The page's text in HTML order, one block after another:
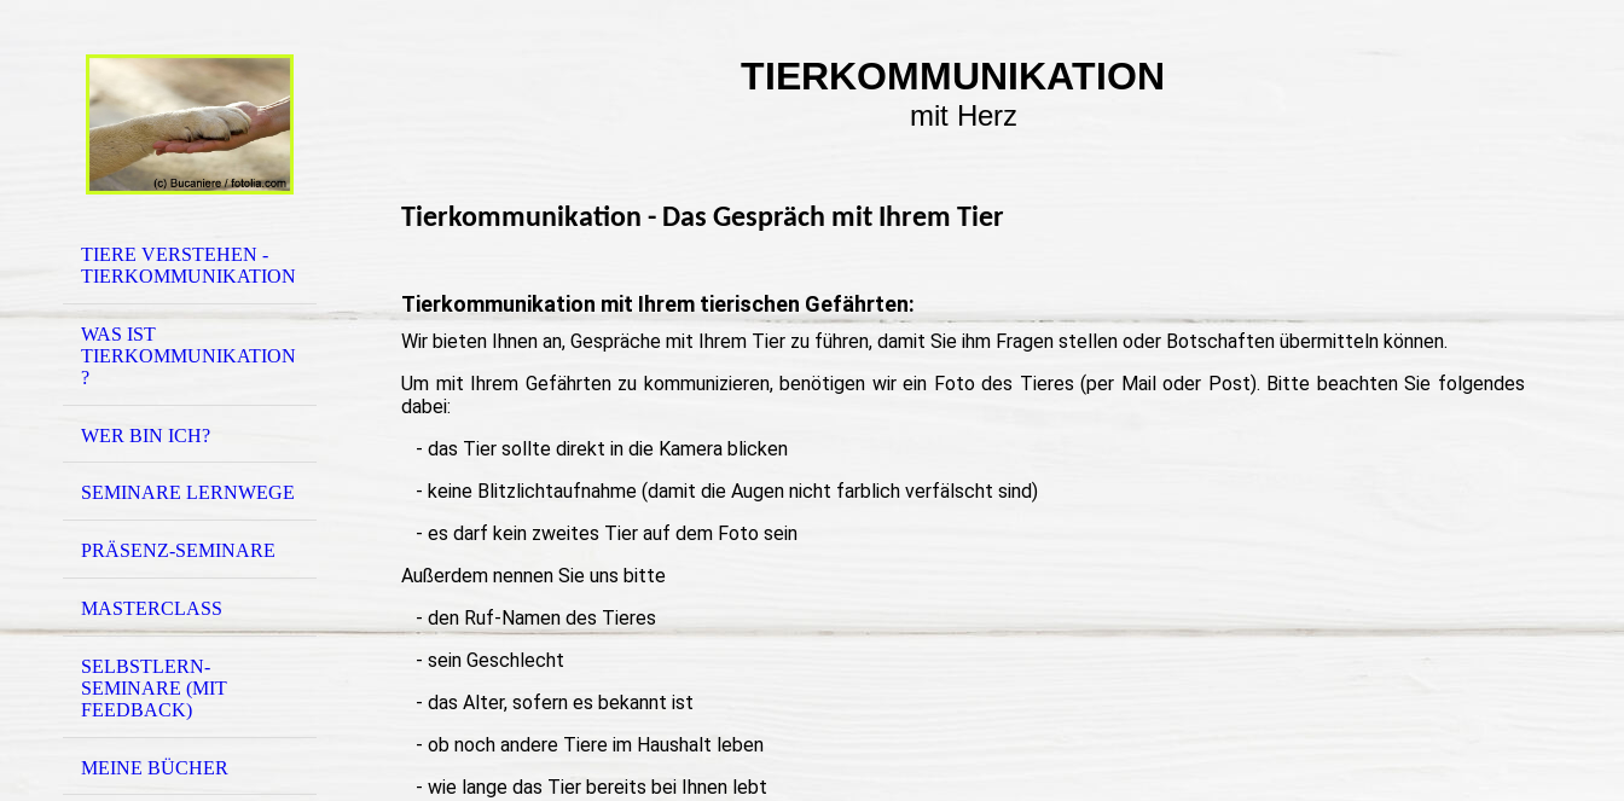
TIERE VERSTEHEN -
TIERKOMMUNIKATION
WAS IST
TIERKOMMUNIKATION
?
WER BIN ICH?
SEMINARE LERNWEGE
PRÄSENZ-SEMINARE
MASTERCLASS
SELBSTLERN-
SEMINARE (MIT
FEEDBACK)
MEINE BÜCHER
TIERKOMMUNIKATION
mit Herz
Tierkommunikation - Das Gespräch mit Ihrem Tier
Tierkommunikation mit Ihrem tierischen Gefährten:
Wir bieten Ihnen an, Gespräche mit Ihrem Tier zu führen, damit Sie ihm Fragen stellen oder Botschaften übermitteln können.
Um mit Ihrem Gefährten zu kommunizieren, benötigen wir ein Foto des Tieres (per Mail oder Post). Bitte beachten Sie folgendes
dabei:
- das Tier sollte direkt in die Kamera blicken
- keine Blitzlichtaufnahme (damit die Augen nicht farblich verfälscht sind)
- es darf kein zweites Tier auf dem Foto sein
Außerdem nennen Sie uns bitte
- den Ruf-Namen des Tieres
- sein Geschlecht
- das Alter, sofern es bekannt ist
- ob noch andere Tiere im Haushalt leben
- wie lange das Tier bereits bei Ihnen lebt